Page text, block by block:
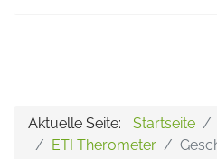
Aktuelle Seite: Startseite
ETI Therometer